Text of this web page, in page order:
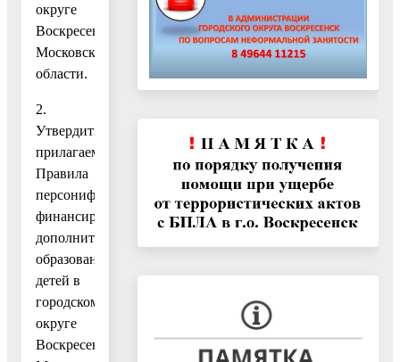
округе
Воскресенск
Московской
области.
2.
Утвердить
прилагаемые
Правила
персонифицированного
финансирования
дополнительного
образования
детей в
городском
округе
Воскресенск